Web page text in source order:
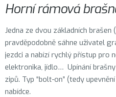
Horní rámová
Jedna ze dvou základních brašen
pravděpodobně sáhne uživatel
jezdci a nabízí rychlý přístup pro
elektronika, jídlo… Upínání
zipů. Typ “bolt-on” (tedy
nabídce.